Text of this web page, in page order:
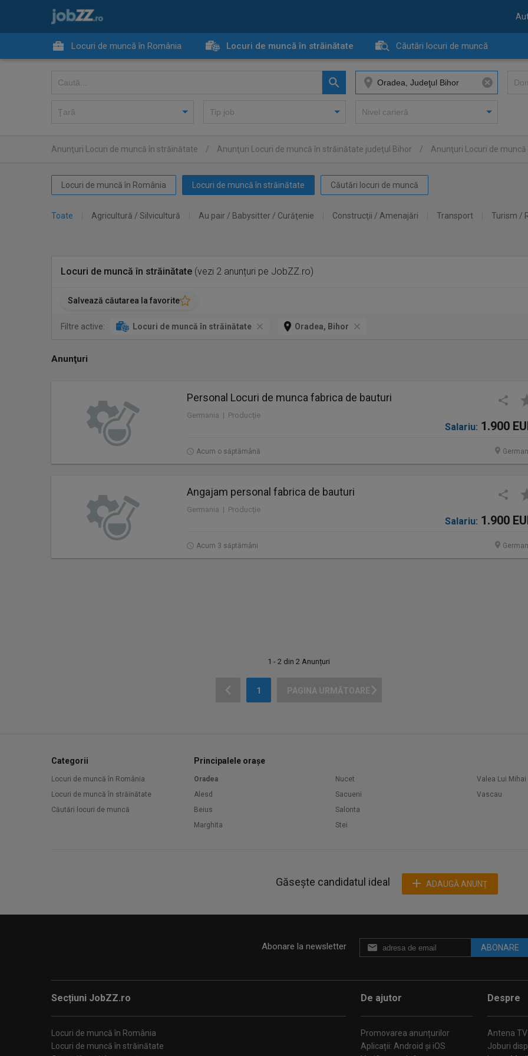
Locuri de muncă în România Locuri de muncă în străinătate Căutări locuri de muncă
Anunţuri Locuri de muncă în străinătate / Anunţuri Locuri de muncă în străinătate judeţul Bihor / Anunţuri Locuri de
Locuri de muncă în România Locuri de muncă în străinătate Căutări locuri de muncă
Toate Agricultură / Silvicultură Au pair / Babysitter / Curăţenie Construcţii / Amenajări Transport Turism /
Locuri de muncă în străinătate (vezi 2 anunțuri pe JobZZ.ro)
Salvează căutarea la favorite
Filtre active: Locuri de muncă în străinătate Oradea, Bihor
Anunţuri
Personal Locuri de munca fabrica de bauturi
Germania | Producție
Salariu: 1.900
Acum o săptămână
Angajam personal fabrica de bauturi
Germania | Producție
Salariu: 1.900
Acum 3 săptămâni
1 - 2 din 2 Anunțuri
1 PAGINA URMĂTOARE
Categorii
Locuri de muncă în România
Locuri de muncă în străinătate
Căutări locuri de muncă
Principalele orașe
Oradea
Alesd
Beius
Marghita
Nucet
Sacueni
Salonta
Stei
Valea Lui Mihai
Vascau
Găsește candidatul ideal ADAUGĂ ANUNŢ
Abonare la newsletter ABONARE
Secțiuni JobZZ.ro
Locuri de muncă în România
Locuri de muncă în străinătate
De ajutor
Promovarea anunțurilor
Aplicații: Android și iOS
Despre
Antena TV
Joburi